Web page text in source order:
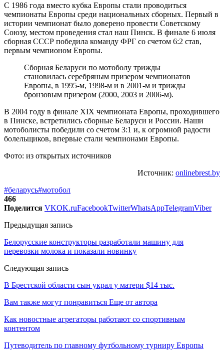
С 1986 года вместо кубка Европы стали проводиться
чемпионаты Европы среди национальных сборных. Первый в
истории чемпионат было доверено провести Советскому
Союзу, местом проведения стал наш Пинск. В финале 6 июля
сборная СССР победила команду ФРГ со счетом 6:2 став,
первым чемпионом Европы.
Сборная Беларуси по мотоболу трижды
становилась серебряным призером чемпионатов
Европы, в 1995-м, 1998-м и в 2001-м и трижды
бронзовым призером (2000, 2003 и 2006-м).
В 2004 году в финале ХІХ чемпионата Европы, проходившего
в Пинске, встретились сборные Беларуси и России. Наши
мотоболисты победили со счетом 3:1 и, к огромной радости
болельщиков, впервые стали чемпионами Европы.
Фото: из открытых источников
Источник: onlinebrest.by
#беларусь#мотобол
466
Поделится VKOK.ruFacebookTwitterWhatsAppTelegramViber
Предыдущая запись
Белорусские конструкторы разработали машину для
перевозки молока и показали новинку
Следующая запись
В Брестской области сын украл у матери $14 тыс.
Вам также могут понравиться Еще от автора
Как новостные агрегаторы работают со спортивным
контентом
Путеводитель по главному футбольному турниру Европы